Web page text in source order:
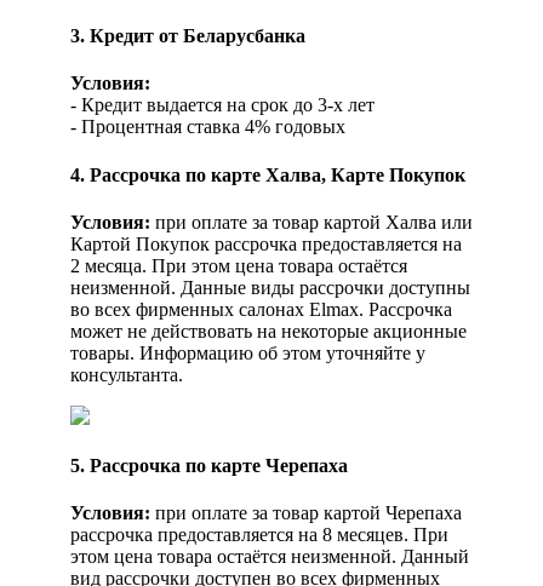
3. Кредит от Беларусбанка
Условия:
- Кредит выдается на срок до 3-х лет
- Процентная ставка 4% годовых
4. Рассрочка по карте Халва, Карте Покупок
Условия: при оплате за товар картой Халва или
Картой Покупок рассрочка предоставляется на
2 месяца. При этом цена товара остаётся
неизменной. Данные виды рассрочки доступны
во всех фирменных салонах Elmax. Рассрочка
может не действовать на некоторые акционные
товары. Информацию об этом уточняйте у
консультанта.
5. Рассрочка по карте Черепаха
Условия: при оплате за товар картой Черепаха
рассрочка предоставляется на 8 месяцев. При
этом цена товара остаётся неизменной. Данный
вид рассрочки доступен во всех фирменных